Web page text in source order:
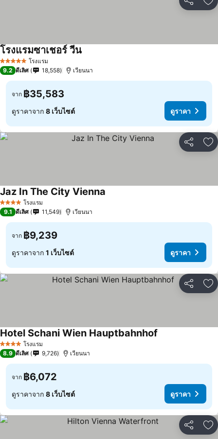
แชร์ เ
5 ดาว โรงแรม
โรงแรมซาเชอร์ วีนดูราคา
9.2 ดีเลิศ 18,558 เวียนนา
จาก ฿35,583
ดูราคาจาก 8 เว็บไซต์ ดูราคา
แชร์ เ
4 ดาว โรงแรม
Jaz In The City Vienna
9.1 ดีเลิศ 11,549 เวียนนา
จาก ฿9,239
ดูราคาจาก 1 เว็บไซต์ ดูราคา
แชร์ เ
4 ดาว โรงแรม
Hotel Schani Wien Hauptbahnhof
8.9 ดีเลิศ 9,726 เวียนนา
จาก ฿6,072
ดูราคาจาก 8 เว็บไซต์ ดูราคา
แชร์ เ